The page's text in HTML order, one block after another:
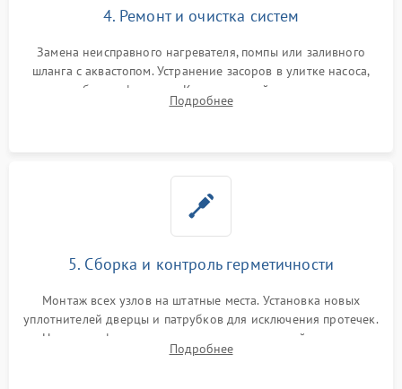
4. Ремонт и очистка систем
Замена неисправного нагревателя, помпы или заливного
шланга с аквастопом. Устранение засоров в улитке насоса,
патрубках и фильтрах. Компонентный ремонт платы
управления, восстановление поврежденной проводки.
Подробнее
5. Сборка и контроль герметичности
Монтаж всех узлов на штатные места. Установка новых
уплотнителей дверцы и патрубков для исключения протечек.
Надежная фиксация хомутов гидравлической системы,
сборка корпуса и установка датчика поплавка.
Подробнее